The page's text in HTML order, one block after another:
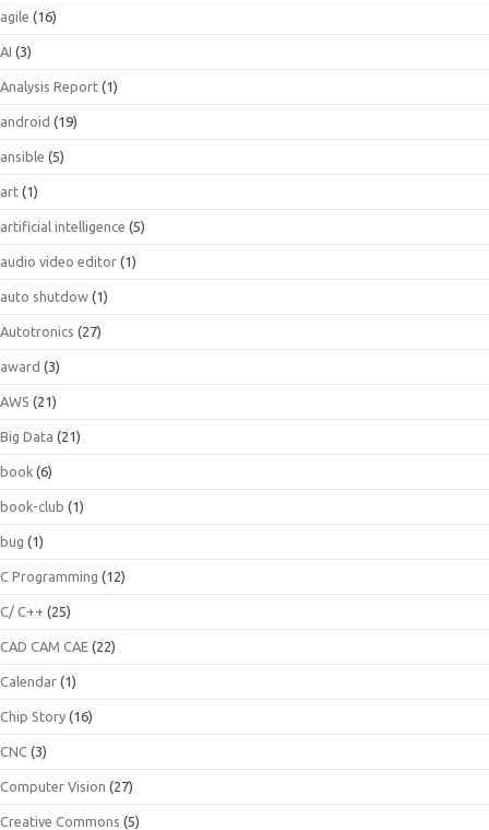
agile (16)
AI (3)
Analysis Report (1)
android (19)
ansible (5)
art (1)
artificial intelligence (5)
audio video editor (1)
auto shutdow (1)
Autotronics (27)
award (3)
AWS (21)
Big Data (21)
book (6)
book-club (1)
bug (1)
C Programming (12)
C/ C++ (25)
CAD CAM CAE (22)
Calendar (1)
Chip Story (16)
CNC (3)
Computer Vision (27)
Creative Commons (5)